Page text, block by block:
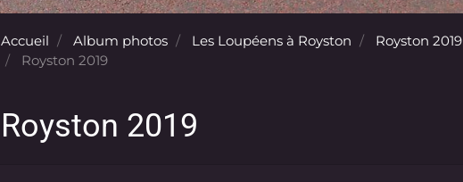
Accueil Album photos Les Loupéens à Royston Royston 2019
Royston 2019
Royston 2019